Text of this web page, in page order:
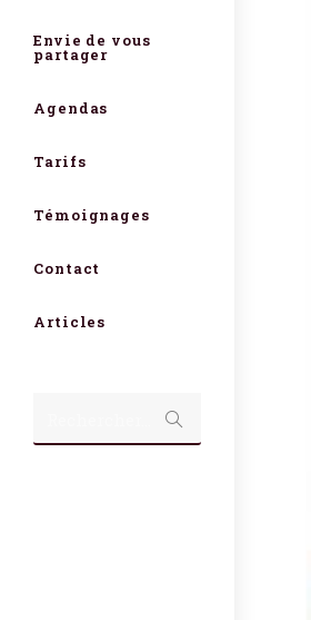
Envie de vous
partager
Agendas
Tarifs
Témoignages
Contact
Articles